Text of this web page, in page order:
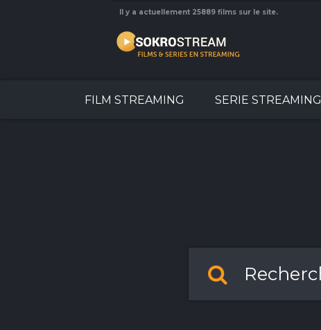
Il y a actuellement 25889 films sur le site.
FILM STREAMING SERIE STREAMING